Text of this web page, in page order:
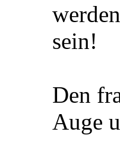
sein!
Den
Auge